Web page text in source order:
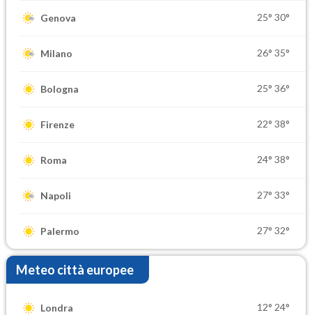
Genova 25° 30°
Milano 26° 35°
Bologna 25° 36°
Firenze 22° 38°
Roma 24° 38°
Napoli 27° 33°
Palermo 27° 32°
Meteo città europee
Londra 12° 24°